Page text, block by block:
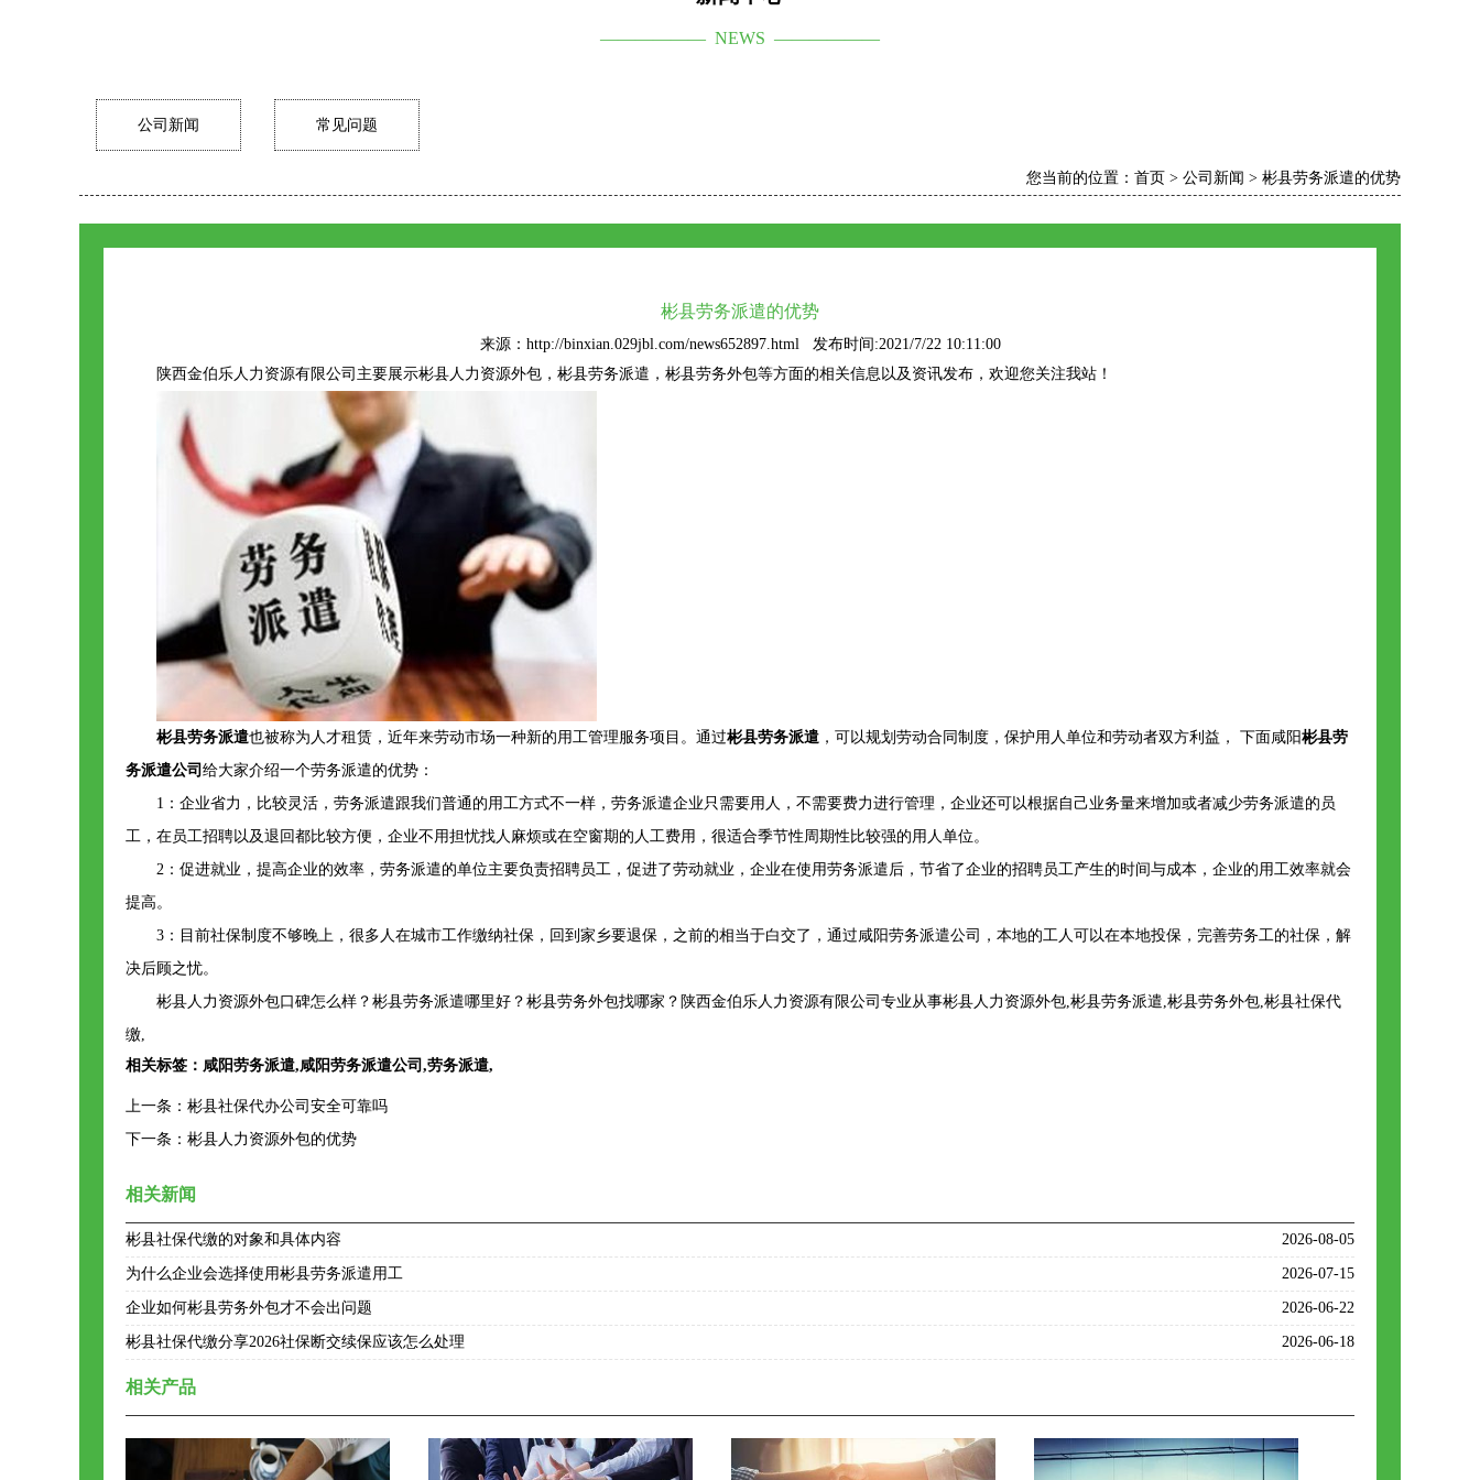
—————— NEWS ——————
公司新闻 常见问题
您当前的位置： 首页 > 公司新闻 > 彬县劳务派遣的优势
彬县劳务派遣的优势
来源：http://binxian.029jbl.com/news652897.html 发布时间:2021/7/22 10:11:00
陕西金伯乐人力资源有限公司主要展示彬县人力资源外包 ，彬县劳务派遣，彬县劳务外包等方面的相关信息以及资讯发布，欢迎您关注我站！
彬县劳务派遣也被称为人才租赁，近年来劳动市场一种新的用工管理服务项目。通过彬县劳务派遣 ，可以规划劳动合同制度，保护用人单位和劳动者双方利益， 下面咸阳彬县劳
务派遣公司 给大家介绍一个劳务派遣的优势：
1：企业省力，比较灵活，劳务派遣跟我们普通的用工方式不一样，劳务派遣企业只需要用人，不需要费力进行管理，企业还可以根据自己业务量来增加或者减少劳务派遣的员
工，在员工招聘以及退回都比较方便，企业不用担忧找人麻烦或在空窗期的人工费用，很适合季节性周期性比较强的用人单位。
2：促进就业，提高企业的效率，劳务派遣的单位主要负责招聘员工，促进了劳动就业，企业在使用劳务派遣后，节省了企业的招聘员工产生的时间与成本，企业的用工效率就会
提高。
3：目前社保制度不够晚上，很多人在城市工作缴纳社保，回到家乡要退保，之前的相当于白交了，通过咸阳劳务派遣公司，本地的工人可以在本地投保，完善劳务工的社保，解
决后顾之忧。
彬县人力资源外包口碑怎么样？彬县劳务派遣哪里好？彬县劳务外包找哪家？陕西金伯乐人力资源有限公司专业从事彬县人力资源外包,彬县劳务派遣,彬县劳务外包,彬县社保代
缴,
相关标签： 咸阳劳务派遣,咸阳劳务派遣公司 ,劳务派遣,
上一条： 彬县社保代办公司安全可靠吗
下一条： 彬县人力资源外包的优势
相关新闻
彬县社保代缴的对象和具体内容 2026-08-05
为什么企业会选择使用彬县劳务派遣用工 2026-07-15
企业如何彬县劳务外包才不会出问题 2026-06-22
彬县社保代缴分享2026社保断交续保应该怎么处理 2026-06-18
相关产品